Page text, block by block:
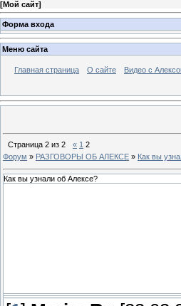
[Мой сайт]
Форма входа
Меню сайта
Главная страница О сайте Видео с
Страница 2 из 2 « 1 2
Форум » РАЗГОВОРЫ ОБ АЛЕКСЕ » Как вы
Как вы узнали об Алексе?